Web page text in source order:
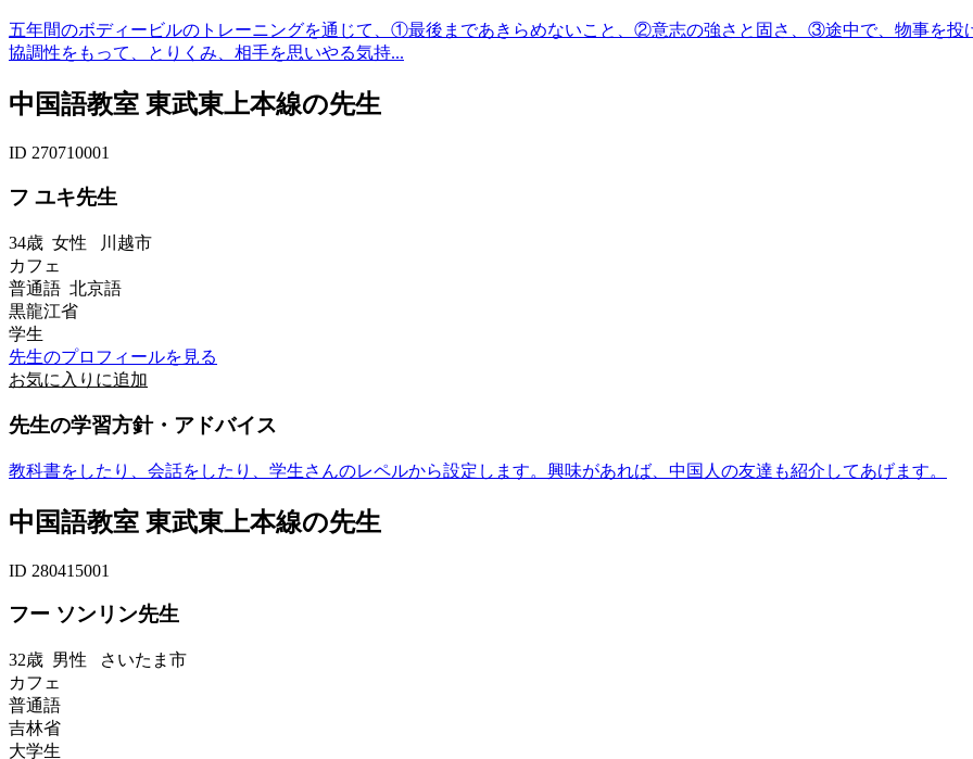
五年間のボディービルのトレーニングを通じて、①最後まであきらめないこと、②意志の強さと固さ、③途中で、物事を投
協調性をもって、とりくみ、相手を思いやる気持...
中国語教室 東武東上本線の先生
ID 270710001
フ ユキ先生
34歳 女性 川越市
カフェ
普通語 北京語
黒龍江省
学生
先生のプロフィールを見る
お気に入りに追加
先生の学習方針・アドバイス
教科書をしたり、会話をしたり、学生さんのレペルから設定します。興味があれば、中国人の友達も紹介してあげます。
中国語教室 東武東上本線の先生
ID 280415001
フー ソンリン先生
32歳 男性 さいたま市
カフェ
普通語
吉林省
大学生